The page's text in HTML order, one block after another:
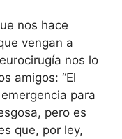
nos hace
vengan a
nos lo
amigos: “El
para
pero es
que, por ley,